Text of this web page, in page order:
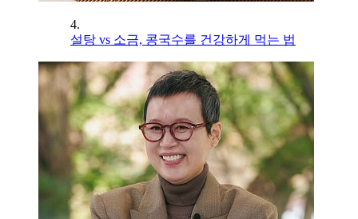
4.
설탕 vs 소금, 콩국수를 건강하게 먹는 법